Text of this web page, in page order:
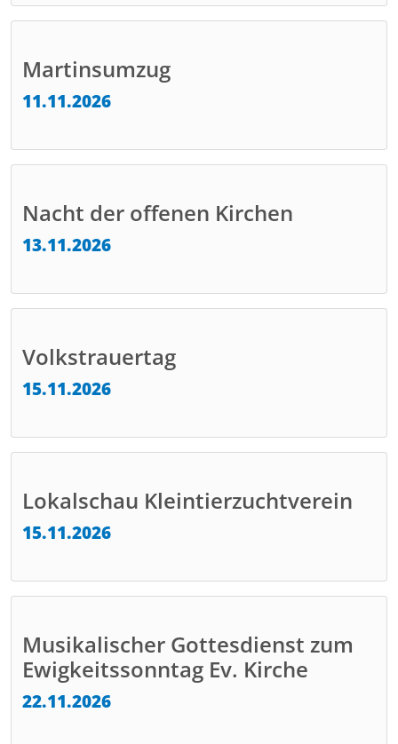
Martinsumzug
11.11.2026
Nacht der offenen Kirchen
13.11.2026
Volkstrauertag
15.11.2026
Lokalschau Kleintierzuchtverein
15.11.2026
Musikalischer Gottesdienst zum
Ewigkeitssonntag Ev. Kirche
22.11.2026